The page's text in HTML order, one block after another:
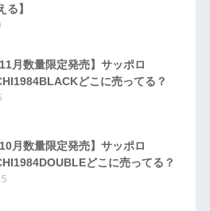
る】
11月数量限定発売】サッポロ
どこに売ってる？
10月数量限定発売】サッポロ
どこに売ってる？